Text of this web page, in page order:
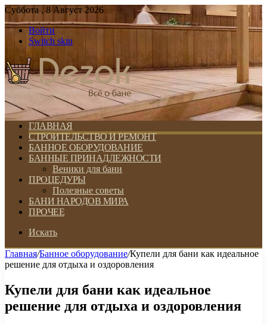
Суббота , 8 Август 2026
Войти
Switch skin
ГЛАВНАЯ
СТРОИТЕЛЬСТВО И РЕМОНТ
БАННОЕ ОБОРУДОВАНИЕ
БАННЫЕ ПРИНАДЛЕЖНОСТИ
Веники для бани
ПРОЦЕДУРЫ
Полезные советы
БАНИ НАРОДОВ МИРА
ПРОЧЕЕ
Искать
Главная/Банное оборудование/Купели для бани как идеальное
решение для отдыха и оздоровления
Купели для бани как идеальное
решение для отдыха и оздоровления